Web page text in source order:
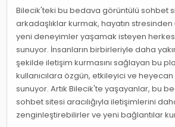
Bilecik'teki bu bedava görüntülü sohbet
arkadaşlıklar kurmak, hayatın
yeni deneyimler yaşamak isteyen
sunuyor. İnsanların birbirleriyle daha
şekilde iletişim kurmasını sağlayan bu
kullanıcılara özgün, etkileyici ve
sunuyor. Artık Bilecik'te yaşayanlar, bu
sohbet sitesi aracılığıyla iletişimlerini
zenginleştirebilirler ve yeni bağlantılar